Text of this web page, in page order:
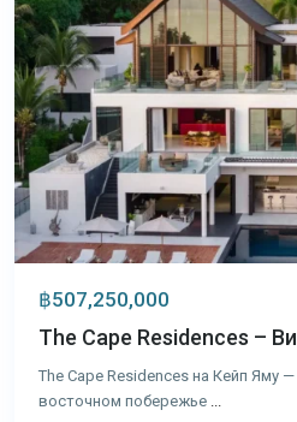
฿507,250,000
The Cape Residences –
The Cape Residences на Кейп Яму
восточном побережье ...